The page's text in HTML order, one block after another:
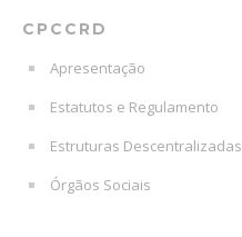
CPCCRD
Apresentação
Estatutos e Regulamento
Estruturas Descentralizadas
Órgãos Sociais